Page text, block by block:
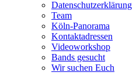
Datenschutzerklärung
Team
Köln-Panorama
Kontaktadressen
Videoworkshop
Bands gesucht
Wir suchen Euch